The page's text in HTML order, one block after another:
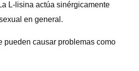
L-lisina actúa sinérgicamente
en general.
pueden causar problemas como